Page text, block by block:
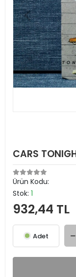
CARS
Ürün Kodu:
Stok: 1
932,44 TL
Adet